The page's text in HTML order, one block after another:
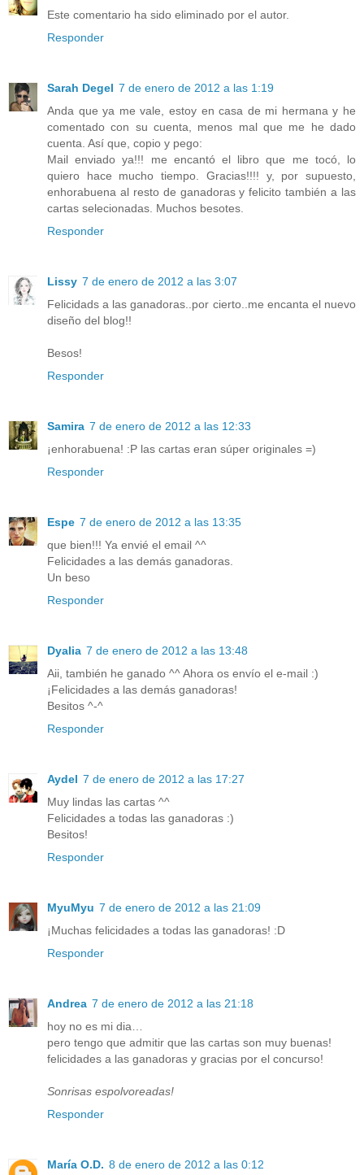
Este comentario ha sido eliminado por el autor.
Responder
Sarah Degel 7 de enero de 2012 a las 1:19
Anda que ya me vale, estoy en casa de mi hermana y he
comentado con su cuenta, menos mal que me he dado
cuenta. Así que, copio y pego:
Mail enviado ya!!! me encantó el libro que me tocó, lo
quiero hace mucho tiempo. Gracias!!!! y, por supuesto,
enhorabuena al resto de ganadoras y felicito también a las
cartas selecionadas. Muchos besotes.
Responder
Lissy 7 de enero de 2012 a las 3:07
Felicidads a las ganadoras..por cierto..me encanta el nuevo
diseño del blog!!
Besos!
Responder
Samira 7 de enero de 2012 a las 12:33
¡enhorabuena! :P las cartas eran súper originales =)
Responder
Espe 7 de enero de 2012 a las 13:35
que bien!!! Ya envié el email ^^
Felicidades a las demás ganadoras.
Un beso
Responder
Dyalia 7 de enero de 2012 a las 13:48
Aii, también he ganado ^^ Ahora os envío el e-mail :)
¡Felicidades a las demás ganadoras!
Besitos ^-^
Responder
Aydel 7 de enero de 2012 a las 17:27
Muy lindas las cartas ^^
Felicidades a todas las ganadoras :)
Besitos!
Responder
MyuMyu 7 de enero de 2012 a las 21:09
¡Muchas felicidades a todas las ganadoras! :D
Responder
Andrea 7 de enero de 2012 a las 21:18
hoy no es mi dia…
pero tengo que admitir que las cartas son muy buenas!
felicidades a las ganadoras y gracias por el concurso!
Sonrisas espolvoreadas!
Responder
María O.D. 8 de enero de 2012 a las 0:12